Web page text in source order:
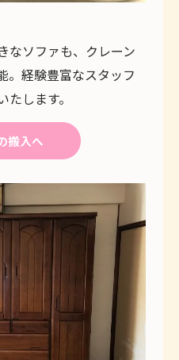
なソファも、クレーン
。経験豊富なスタッフ
します。
搬入へ